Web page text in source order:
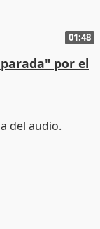
01:48
por el